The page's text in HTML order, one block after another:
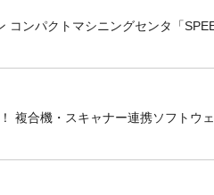
コンパクトマシニングセンタ「
複合機・スキャナー連携ソフトウ